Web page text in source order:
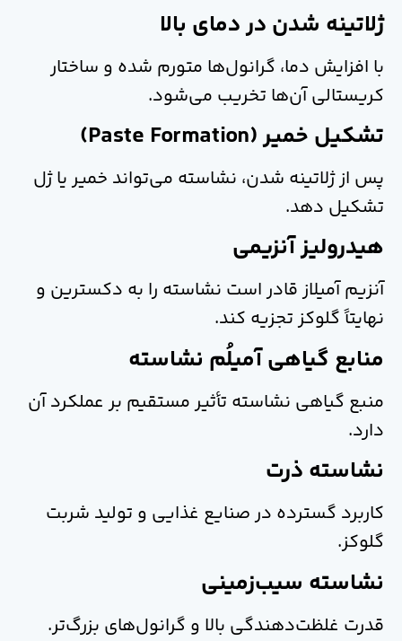
ژلاتینه شدن در دمای بالا
با افزایش دما، گرانول‌ها متورم شده و ساختار
کریستالی آن‌ها تخریب می‌شود.
تشکیل خمیر (Paste Formation)
پس از ژلاتینه شدن، نشاسته می‌تواند خمیر یا ژل
تشکیل دهد.
هیدرولیز آنزیمی
آنزیم آمیلاز قادر است نشاسته را به دکسترین و
نهایتاً گلوکز تجزیه کند.
منابع گیاهی آمیلُم نشاسته
منبع گیاهی نشاسته تأثیر مستقیم بر عملکرد آن
دارد.
نشاسته ذرت
کاربرد گسترده در صنایع غذایی و تولید شربت
گلوکز.
نشاسته سیب‌زمینی
قدرت غلظت‌دهندگی بالا و گرانول‌های بزرگ‌تر.